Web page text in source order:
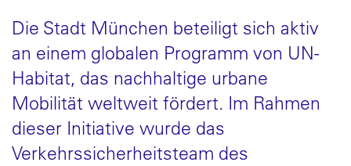
Die Stadt München beteiligt sich aktiv
an einem globalen Programm von UN-
Habitat, das nachhaltige urbane
Mobilität weltweit fördert. Im Rahmen
dieser Initiative wurde das
Verkehrssicherheitsteam des